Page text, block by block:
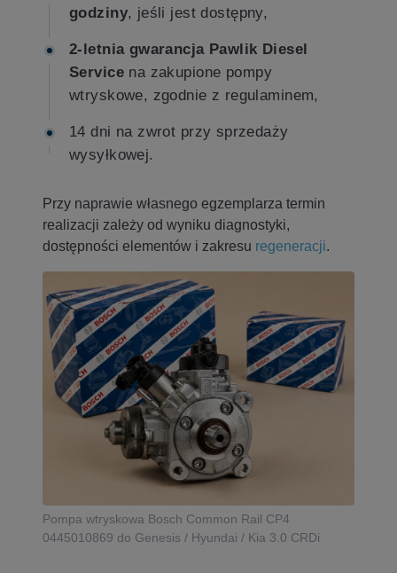
godziny, jeśli jest dostępny,
2-letnia gwarancja Pawlik Diesel
Servicena zakupione pompy
wtryskowe, zgodnie z regulaminem,
14 dni na zwrot przy sprzedaży
wysyłkowej.
Przy naprawie własnego egzemplarza termin
realizacji zależy od wyniku diagnostyki,
dostępności elementów i zakresu regeneracji.
Pompa wtryskowa Bosch Common Rail CP4
0445010869 do Genesis / Hyundai / Kia 3.0 CRDi